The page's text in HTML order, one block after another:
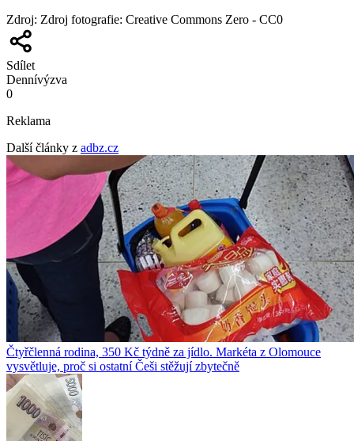
Zdroj: Zdroj fotografie: Creative Commons Zero - CC0
Sdílet
Dennívýzva
0
Reklama
Další články z adbz.cz
Čtyřčlenná rodina, 350 Kč týdně za jídlo. Markéta z Olomouce
vysvětluje, proč si ostatní Češi stěžují zbytečně